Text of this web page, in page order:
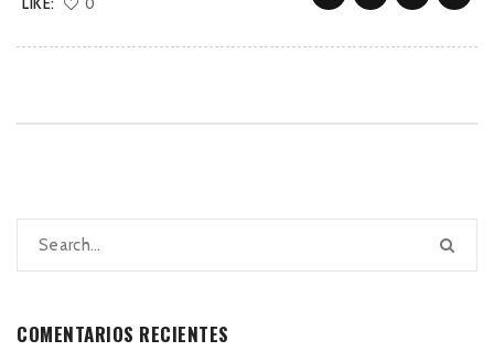
COMENTARIOS RECIENTES